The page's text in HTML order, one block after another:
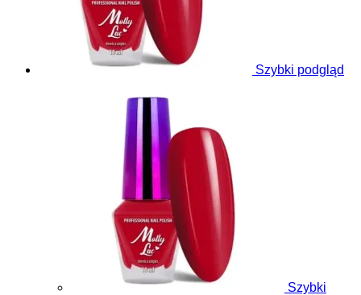
Szybki podgląd
Szybki